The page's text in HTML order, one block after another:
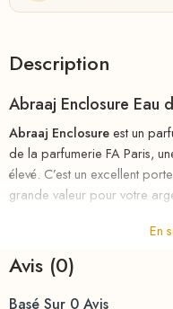
Description
Abraaj Enclosure Eau
Abraaj Enclosureest un
de la parfumerie FA Paris,
élevé. C’est un excellent
grande valeur pour votre
Parfum aumeilleurs
En
Avis (0)
Basé Sur 0 Avis